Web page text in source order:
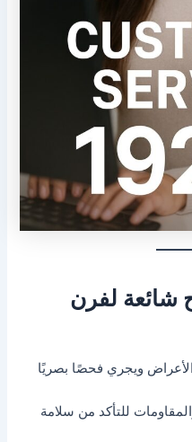
لفرن
ويجري فحصًا بصريًا
للتأكد من سلامة